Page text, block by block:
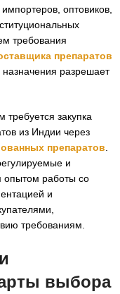
оптовиков,
требования
препаратов
назначения разрешает
закупка
из Индии через
препаратов
и
опытом работы со
и
требованиям.
выбора